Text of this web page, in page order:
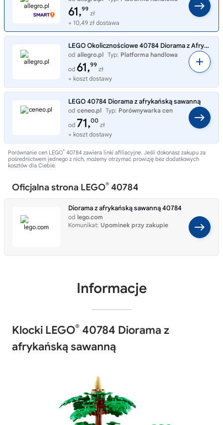
61,99
zł
+ 10,49 zł dostawa
LEGO Okolicznościowe 40784 Diorama z Afrykańską Sawanną
od allegro.pl Typ: Platforma handlowa
od 61,99
zł
+ koszt dostawy
LEGO 40784 Diorama z afrykańską sawanną
od ceneo.pl Typ: Porównywarka cen
od 71,00
zł
+ koszt dostawy
Porównanie cen LEGO® 40784 zawiera linki afiliacyjne. Jeśli dokonasz zakupu za
pośrednictwem jednego z nich, możemy otrzymać prowizję bez dodatkowych
kosztów dla Ciebie.
Oficjalna strona LEGO® 40784
Diorama z afrykańską sawanną 40784
od lego.com
Komunikat: Upominek przy zakupie
Informacje
Klocki LEGO® 40784 Diorama z
afrykańską sawanną